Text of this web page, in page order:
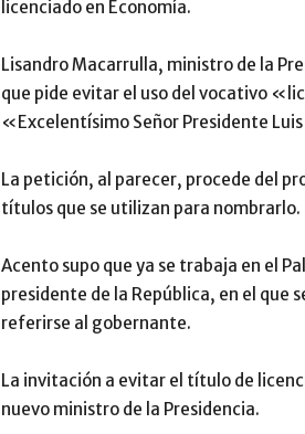
licenciado en Economía.
Lisandro Macarrulla, ministro de la
que pide evitar el uso del vocativo
«Excelentísimo Señor Presidente
La petición, al parecer, procede del
títulos que se utilizan para nombrarlo.
Acento supo que ya se trabaja en el
presidente de la República, en el que
referirse al gobernante.
La invitación a evitar el título de
nuevo ministro de la Presidencia.